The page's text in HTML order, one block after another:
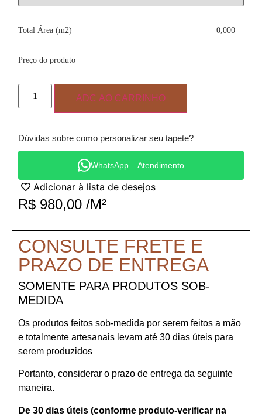
Total Área (m2) 0,000
Preço do produto
ADC AO CARRINHO
Dúvidas sobre como personalizar seu tapete?
WhatsApp – Atendimento
Adicionar à lista de desejos
R$ 980,00 /M²
CONSULTE FRETE E
PRAZO DE ENTREGA
SOMENTE PARA PRODUTOS SOB-
MEDIDA
Os produtos feitos sob-medida por serem feitos a mão
e totalmente artesanais levam até 30 dias úteis para
serem produzidos
Portanto, considerar o prazo de entrega da seguinte
maneira.
De 30 dias úteis (conforme produto-verificar na